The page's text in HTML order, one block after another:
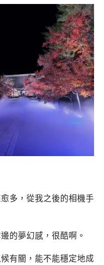
多，從我之後的相機手
的夢幻感，很酷啊。
有關，能不能穩定地成